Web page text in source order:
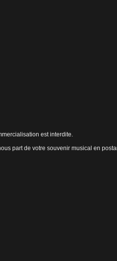
est interdite.
part de votre souvenir musical en